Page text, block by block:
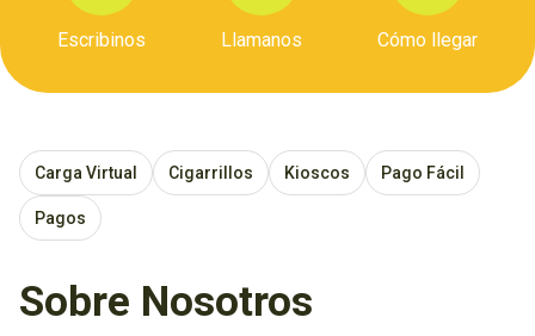
Escribinos Llamanos Cómo llegar
Carga Virtual Cigarrillos Kioscos Pago Fácil
Pagos
Sobre Nosotros